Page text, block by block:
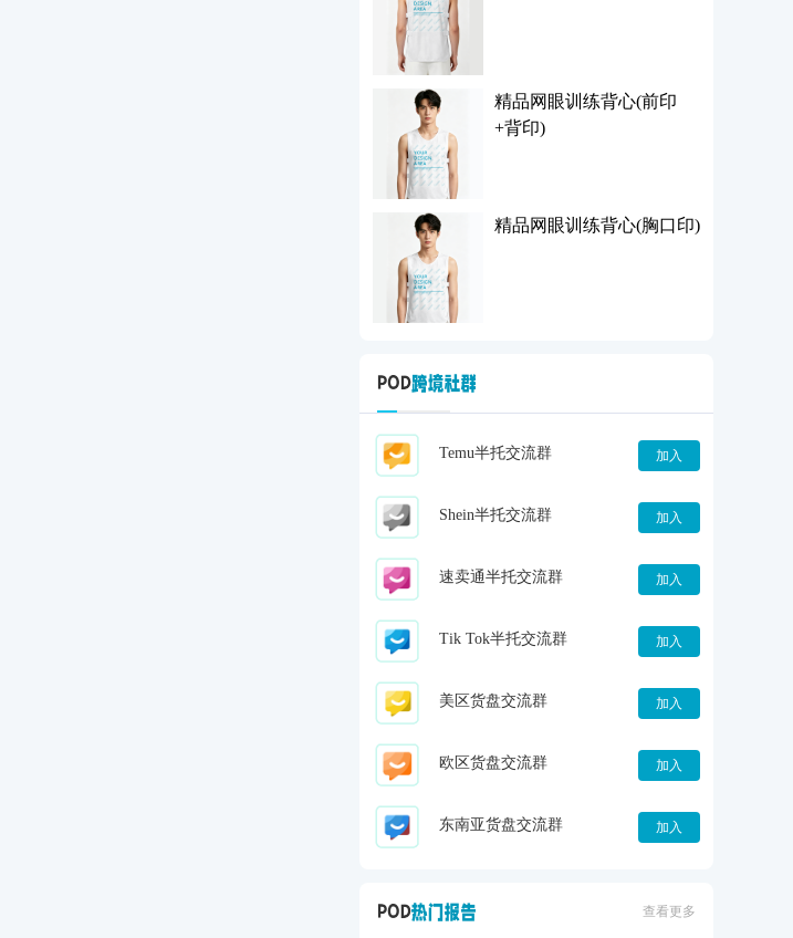
精品网眼训练背心(前印
+背印)
精品网眼训练背心(胸口印)
Temu半托交流群 加入
Shein半托交流群 加入
速卖通半托交流群 加入
Tik Tok半托交流群 加入
美区货盘交流群 加入
欧区货盘交流群 加入
东南亚货盘交流群 加入
查看更多